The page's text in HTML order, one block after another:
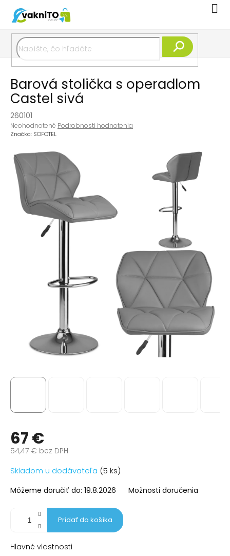
obsah
Barová stolička s operadlom
Castel sivá
260101
Priemerné
hodnotenie
je
0,0
hviezdičiek.
Neohodnotené Podrobnosti hodnotenia
Značka: SOFOTEL
67 €
54,47 € bez DPH
Jednotková
cena:
Skladom u dodávateľa (5 ks)
Môžeme doručiť do: 19.8.2026 Možnosti doručenia
Pridať do košíka
Hlavné vlastnosti